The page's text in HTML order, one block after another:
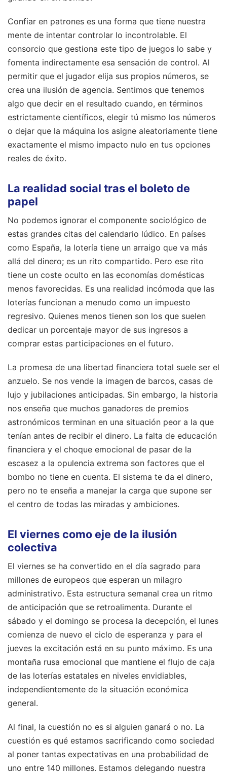
Confiar en patrones es una forma que tiene nuestra
mente de intentar controlar lo incontrolable. El
consorcio que gestiona este tipo de juegos lo sabe y
fomenta indirectamente esa sensación de control. Al
permitir que el jugador elija sus propios números, se
crea una ilusión de agencia. Sentimos que tenemos
algo que decir en el resultado cuando, en términos
estrictamente científicos, elegir tú mismo los números
o dejar que la máquina los asigne aleatoriamente tiene
exactamente el mismo impacto nulo en tus opciones
reales de éxito.
La realidad social tras el boleto de
papel
No podemos ignorar el componente sociológico de
estas grandes citas del calendario lúdico. En países
como España, la lotería tiene un arraigo que va más
allá del dinero; es un rito compartido. Pero ese rito
tiene un coste oculto en las economías domésticas
menos favorecidas. Es una realidad incómoda que las
loterías funcionan a menudo como un impuesto
regresivo. Quienes menos tienen son los que suelen
dedicar un porcentaje mayor de sus ingresos a
comprar estas participaciones en el futuro.
La promesa de una libertad financiera total suele ser el
anzuelo. Se nos vende la imagen de barcos, casas de
lujo y jubilaciones anticipadas. Sin embargo, la historia
nos enseña que muchos ganadores de premios
astronómicos terminan en una situación peor a la que
tenían antes de recibir el dinero. La falta de educación
financiera y el choque emocional de pasar de la
escasez a la opulencia extrema son factores que el
bombo no tiene en cuenta. El sistema te da el dinero,
pero no te enseña a manejar la carga que supone ser
el centro de todas las miradas y ambiciones.
El viernes como eje de la ilusión
colectiva
El viernes se ha convertido en el día sagrado para
millones de europeos que esperan un milagro
administrativo. Esta estructura semanal crea un ritmo
de anticipación que se retroalimenta. Durante el
sábado y el domingo se procesa la decepción, el lunes
comienza de nuevo el ciclo de esperanza y para el
jueves la excitación está en su punto máximo. Es una
montaña rusa emocional que mantiene el flujo de caja
de las loterías estatales en niveles envidiables,
independientemente de la situación económica
general.
Al final, la cuestión no es si alguien ganará o no. La
cuestión es qué estamos sacrificando como sociedad
al poner tantas expectativas en una probabilidad de
uno entre 140 millones. Estamos delegando nuestra